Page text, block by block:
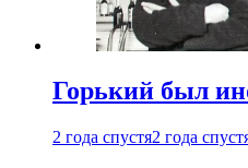
Горький был
2 года спустя2 года